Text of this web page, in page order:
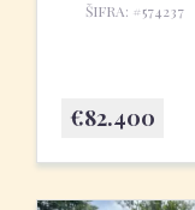
ŠIFRA: #574237
€82.400